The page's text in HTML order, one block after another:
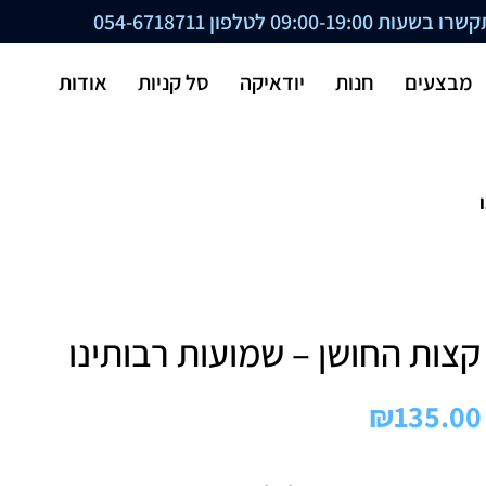
09:00-19:00 לטלפון 054-6718711
מבצעים חנות יודאיקה סל קניות אודות
קצות החושן – שמועות רבותינו
₪135.00